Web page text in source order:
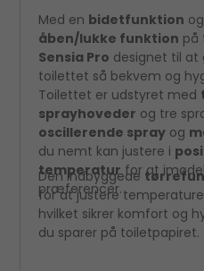
Med en bidetfunktion og
åben/lukke funktion på
Sensia Pro designet til at
toilettet så bekvem og
Toilettet er udstyret med
sprayhoveder og tre
oscillerende spray og
du nemt kan justere i
temperaturfor at
præferencer.
Den indbyggede
for at justere
hvilket sikrer komfort og
du sparer på toiletpapiret.